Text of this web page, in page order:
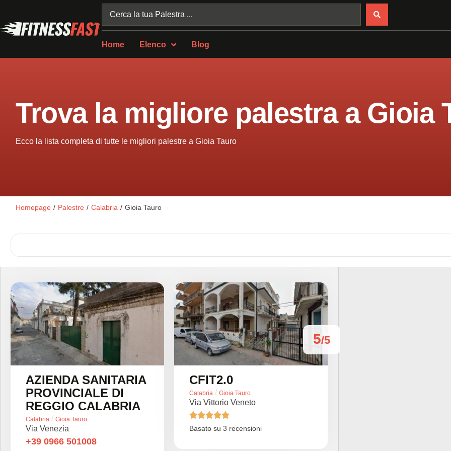
Home Elenco Blog
Trova la migliore palestra a Gioia
Ecco la lista completa di tutte le migliori palestre a Gioia Tauro
Homepage / Palestre / Calabria / Gioia Tauro
AZIENDA SANITARIA
PROVINCIALE DI
REGGIO CALABRIA
Calabria / Gioia Tauro
Via Venezia
+39 0966 501008
5/5
CFIT2.0
Calabria / Gioia Tauro
Via Vittorio Veneto

Basato su 3 recensioni